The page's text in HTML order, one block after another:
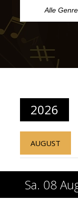
2026
AUGUST
Sa. 08